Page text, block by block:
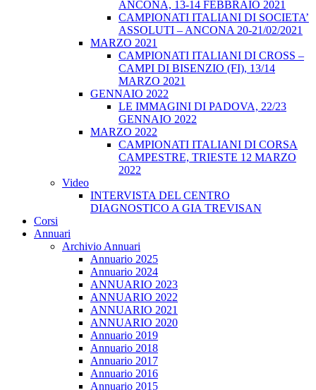
ANCONA, 13-14 FEBBRAIO 2021
CAMPIONATI ITALIANI DI SOCIETA’
ASSOLUTI – ANCONA 20-21/02/2021
MARZO 2021
CAMPIONATI ITALIANI DI CROSS –
CAMPI DI BISENZIO (FI), 13/14
MARZO 2021
GENNAIO 2022
LE IMMAGINI DI PADOVA, 22/23
GENNAIO 2022
MARZO 2022
CAMPIONATI ITALIANI DI CORSA
CAMPESTRE, TRIESTE 12 MARZO
2022
Video
INTERVISTA DEL CENTRO
DIAGNOSTICO A GIA TREVISAN
Corsi
Annuari
Archivio Annuari
Annuario 2025
Annuario 2024
ANNUARIO 2023
ANNUARIO 2022
ANNUARIO 2021
ANNUARIO 2020
Annuario 2019
Annuario 2018
Annuario 2017
Annuario 2016
Annuario 2015